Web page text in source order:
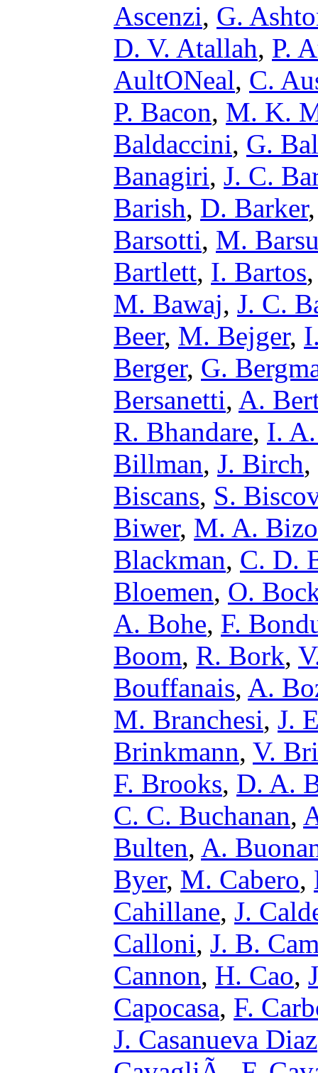
Ascenzi, G.
D. V. Atallah, P.
AultONeal, C.
P. Bacon, M. K.
Baldaccini, G.
Banagiri, J. C.
Barish, D. Barker
Barsotti, M.
Bartlett, I. Bartos
M. Bawaj, J. C.
Beer, M. Bejger,
Berger, G.
Bersanetti, A.
R. Bhandare, I.
Billman, J. Birch,
Biscans, S.
Biwer, M. A.
Blackman, C. D.
Bloemen, O.
A. Bohe, F.
Boom, R. Bork,
Bouffanais, A.
M. Branchesi, J.
Brinkmann, V.
F. Brooks, D. A.
C. C. Buchanan,
Bulten, A.
Byer, M. Cabero,
Cahillane, J.
Calloni, J. B.
Cannon, H. Cao,
Capocasa, F.
J. Casanueva Diaz